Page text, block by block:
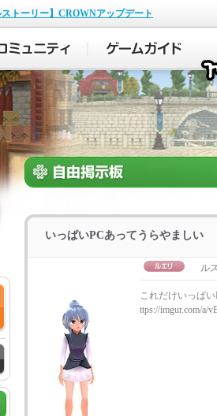
ストーリー】CROWNアップデート
いっぱいPCあってうらやましい
ル
これだけいっぱ
ttps://imgur.com/a/